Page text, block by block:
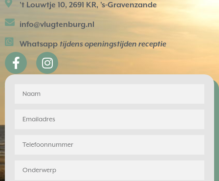
't Louwtje 10, 2691 KR, 's-Gravenzande
info@vlugtenburg.nl
Whatsapp tijdens openingstijden receptie